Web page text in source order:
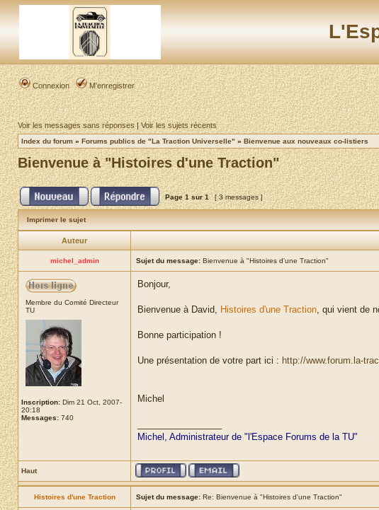
Connexion M’enregistrer
Voir les messages sans réponses|Voir les sujets récents
Index du forum » Forums publics de "La Traction Universelle" » Bienvenue aux nouveaux co-listiers
Bienvenue à "Histoires d'une Traction"
Page1sur1 [ 3 messages ]
Imprimer le sujet
Auteur
michel_admin Sujet du message: Bienvenue à "Histoires d'une Traction"
Membre du Comité Directeur
TU
Inscription: Dim 21 Oct, 2007-
20:18
Messages: 740
Bonjour,
Bienvenue à David, Histoires d'une Traction, qui vient de
Bonne participation !
Une présentation de votre part ici : http://www.forum.la-
Michel
Michel, Administrateur de "l'Espace Forums de la TU"
Haut
Histoires d'une Traction Sujet du message: Re: Bienvenue à "Histoires d'une Traction"